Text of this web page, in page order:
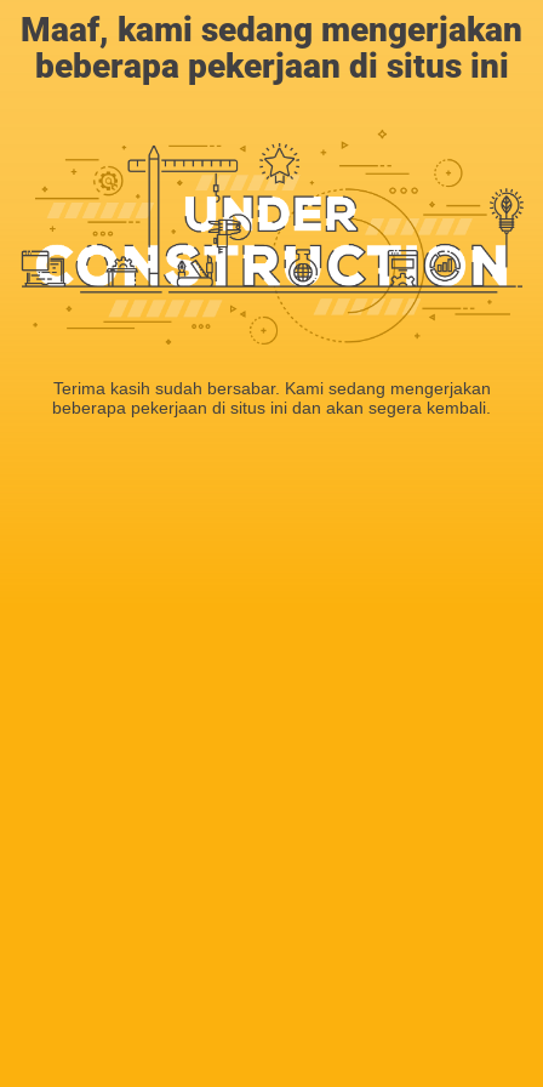
Maaf, kami sedang mengerjakan
beberapa pekerjaan di situs ini
Terima kasih sudah bersabar. Kami sedang mengerjakan
beberapa pekerjaan di situs ini dan akan segera kembali.